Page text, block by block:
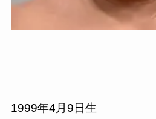
1999年4月9日生